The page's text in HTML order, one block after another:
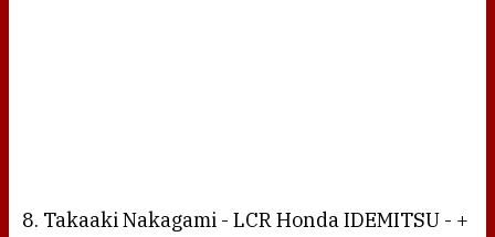
8. Takaaki Nakagami - LCR Honda IDEMITSU - +